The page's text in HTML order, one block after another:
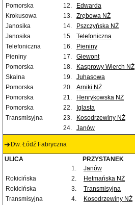
Pomorska
12. Edwarda
Krokusowa
13. Zrębowa NŻ
Janosika
14. Pszczyńska NŻ
Janosika
15. Telefoniczna
Telefoniczna
16. Pieniny
Pieniny
17. Giewont
Pomorska
18. Kasprowy Wierch NŻ
Skalna
19. Juhasowa
Pomorska
20. Arniki NŻ
Pomorska
21. Henrykowska NŻ
Pomorska
22. Iglasta
Transmisyjna
23. Kosodrzewiny NŻ
24.
Janów
Dw. Łódź Fabryczna
ULICA PRZYSTANEK
1.
Janów
Rokicińska
2. Hetmańska NŻ
Rokicińska
3. Transmisyjna
Transmisyjna
4. Kosodrzewiny NŻ